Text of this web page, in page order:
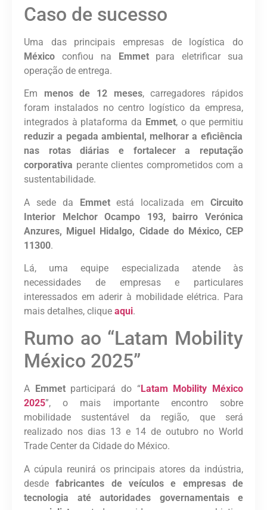
Caso de sucesso
Uma das principais empresas de logística do
México confiou na Emmet para eletrificar sua
operação de entrega.
Em menos de 12 meses, carregadores rápidos
foram instalados no centro logístico da empresa,
integrados à plataforma da Emmet, o que permitiu
reduzir a pegada ambiental, melhorar a eficiência
nas rotas diárias e fortalecer a reputação
corporativa perante clientes comprometidos com a
sustentabilidade.
A sede da Emmetestá localizada emCircuito
Interior Melchor Ocampo 193, bairro Verónica
Anzures, Miguel Hidalgo, Cidade do México, CEP
11300.
Lá, uma equipe especializada atende às
necessidades de empresas e particulares
interessados em aderir à mobilidade elétrica. Para
mais detalhes, clique aqui.
Rumo ao “Latam Mobility
México 2025”
A Emmet participará do “Latam Mobility México
2025”, o mais importante encontro sobre
mobilidade sustentável da região, que será
realizado nos dias 13 e 14 de outubro no World
Trade Center da Cidade do México.
A cúpula reunirá os principais atores da indústria,
desdefabricantes de veículos e empresas de
tecnologia até autoridades governamentais e